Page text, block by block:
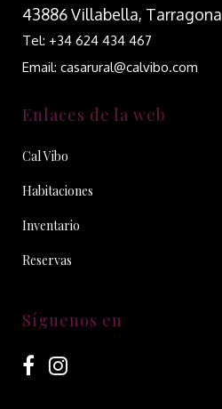
43886 Villabella, Tarragona
Tel: +34 624 434 467
Email: casarural@calvibo.com
Enlaces de la web
Cal Vibo
Habitaciones
Inventario
Reservas
Síguenos en